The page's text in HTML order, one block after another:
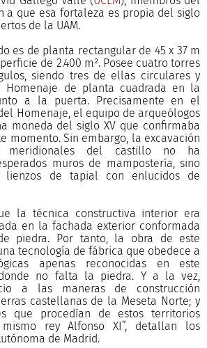
a que esa fortaleza es propia del siglo
de la UAM.
es de planta rectangular de 45 x 37 m
de 2.400 m². Posee cuatro torres
siendo tres de ellas circulares y
Homenaje de planta cuadrada en la
a la puerta. Precisamente en el
Homenaje, el equipo de arqueólogos
moneda del siglo XV que confirmaba
momento. Sin embargo, la excavación
meridionales del castillo no ha
muros de mampostería, sino
lienzos de tapial con enlucidos de
la técnica constructiva interior era
en la fachada exterior conformada
piedra. Por tanto, la obra de este
tecnología de fábrica que obedece a
apenas reconocidas en este
no falta la piedra. Y a la vez,
a las maneras de construcción
castellanas de la Meseta Norte; y
que procedían de estos territorios
rey Alfonso XI”, detallan los
de Madrid.